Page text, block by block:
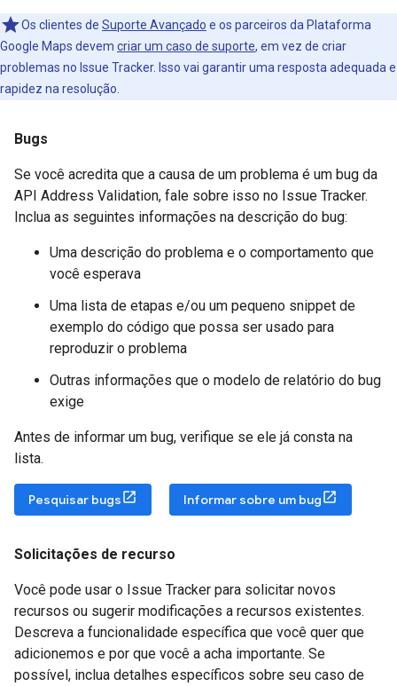
Os clientes de Suporte Avançado e os parceiros da Plataforma
Google Maps devem criar um caso de suporte, em vez de criar
problemas no Issue Tracker. Isso vai garantir uma resposta adequada e
rapidez na resolução.
Bugs
Se você acredita que a causa de um problema é um bug da
API Address Validation, fale sobre isso no Issue Tracker.
Inclua as seguintes informações na descrição do bug:
Uma descrição do problema e o comportamento que
você esperava
Uma lista de etapas e/ou um pequeno snippet de
exemplo do código que possa ser usado para
reproduzir o problema
Outras informações que o modelo de relatório do bug
exige
Antes de informar um bug, verifique se ele já consta na
lista.
Pesquisar bugs Informar sobre um bug
Solicitações de recurso
Você pode usar o Issue Tracker para solicitar novos
recursos ou sugerir modificações a recursos existentes.
Descreva a funcionalidade específica que você quer que
adicionemos e por que você a acha importante. Se
possível, inclua detalhes específicos sobre seu caso de